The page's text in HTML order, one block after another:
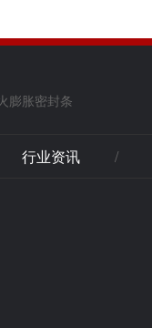
膨胀密封条
行业资讯 /